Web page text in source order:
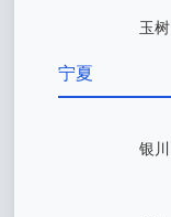
玉树
宁夏
银川